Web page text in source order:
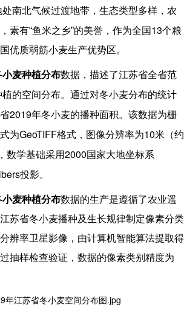
南北气候过渡地带，生态类型多样，农
素有“鱼米之乡”的美誉，作为全国13个粮
优质弱筋小麦生产优势区。
小麦种植分布数据，描述了江苏省全省范
的空间分布。通过对冬小麦分布的统计
2019年冬小麦的播种面积。该数据为栅
为GeoTIFF格式，图像分辨率为10米（约
数学基础采用2000国家大地坐标系
投影。
小麦种植分布数据的生产是遵循了农业遥
苏省冬小麦播种及生长规律制定像素分类
辨率卫星影像，由计算机智能算法提取得
抽样检查验证，数据的像素类别精度为